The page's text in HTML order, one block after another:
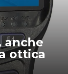
anche
ottica